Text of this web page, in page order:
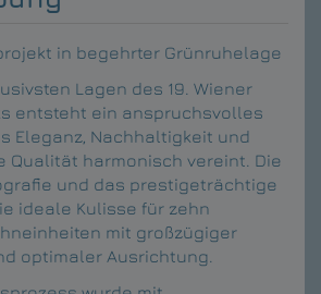
in begehrter Grünruhelage
Lagen des 19. Wiener
entsteht ein anspruchsvolles
Eleganz, Nachhaltigkeit und
Qualität harmonisch vereint. Die
und das prestigeträchtige
ideale Kulisse für zehn
mit großzügiger
optimaler Ausrichtung.